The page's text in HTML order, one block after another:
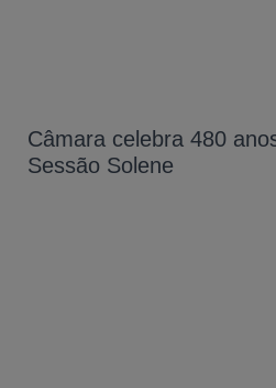
Câmara celebra 480
Sessão Solene